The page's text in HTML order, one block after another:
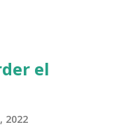
forma numérica.
cómo aplicar Git,
este tutorial os
el
2022